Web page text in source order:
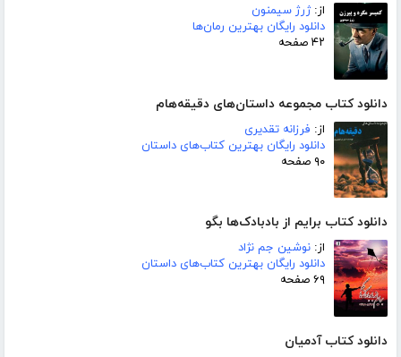
از:ژرژ سیمنون
دانلود رایگان بهترین رمان‌ها
۴۲ صفحه
دانلود کتاب مجموعه داستان‌های دقیقه‌هام
از: فرزانه تقدیری
دانلود رایگان بهترین کتاب‌های داستان
۹۰ صفحه
دانلود کتاب برایم از بادبادک‌ها بگو
از: نوشین جم نژاد
دانلود رایگان بهترین کتاب‌های داستان
۶۹ صفحه
دانلود کتاب آدمیان